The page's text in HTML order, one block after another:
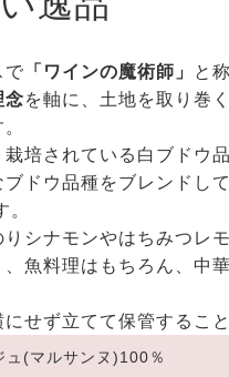
で 「ワインの魔術師」
と
念を軸に、土地を取り巻
培されている白ブドウ
ドウ品種をブレンドし
。
シナモンやはちみつレ
、魚料理はもちろん、中
せず立てて保管するこ
ュ(マルサンヌ)100％